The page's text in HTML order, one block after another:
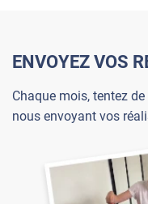
ENVOYEZ VOS
Chaque mois, tentez
nous envoyant vos